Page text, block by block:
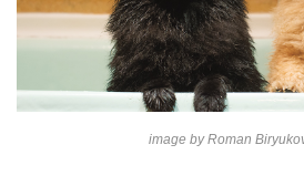
image byRoman